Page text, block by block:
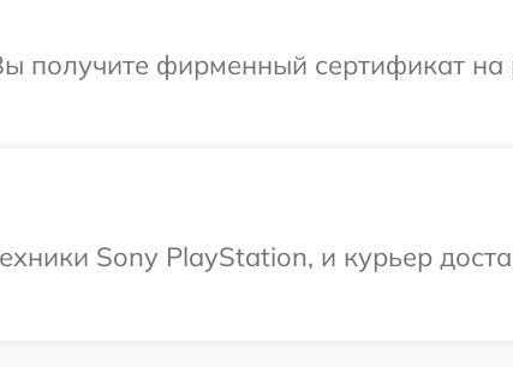
получите фирменный сертификат на
Sony PlayStation, и курьер